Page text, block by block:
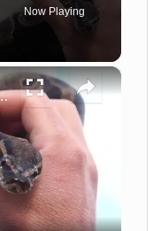
Now Playing
×
Serpente Fascinante!